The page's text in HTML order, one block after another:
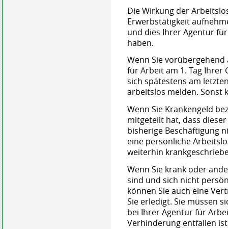
Die Wirkung der
Erwerbstätigkeit
und dies Ihrer Agentur
haben.
Wenn Sie
für Arbeit am 1. Tag Ihrer
sich spätestens am
arbeitslos melden. Sonst
Wenn Sie Krankengeld
mitgeteilt hat, dass
bisherige Beschäftigung
eine persönliche
weiterhin
Wenn Sie krank oder
sind und sich nicht
können Sie auch eine
Sie erledigt. Sie müssen
bei Ihrer Agentur für
Verhinderung entfallen